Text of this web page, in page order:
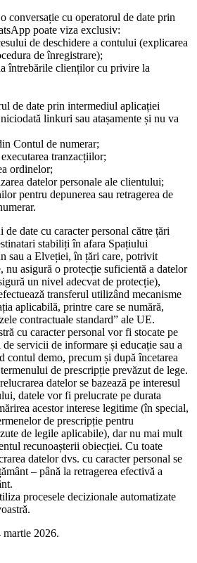
conversație cu operatorul de date prin
poate viza exclusiv:
de deschidere a contului (explicarea
de înregistrare);
întrebările clienților cu privire la
de date prin intermediul aplicației
linkuri sau atașamente și nu va
Contul de numerar;
tranzacțiilor;
ordinelor;
datelor personale ale clientului;
pentru depunerea sau retragerea de
date cu caracter personal către țări
stabiliți în afara Spațiului
sau a Elveției, în țări care, potrivit
nu asigură o protecție suficientă a datelor
un nivel adecvat de protecție),
transferul utilizând mecanisme
aplicabilă, printre care se numără,
contractuale standard” ale UE.
cu caracter personal vor fi stocate pe
servicii de informare și educație sau a
contul demo, precum și după încetarea
de prescripție prevăzut de lege.
datelor se bazează pe interesul
datele vor fi prelucrate pe durata
acestor interese legitime (în special,
de prescripție pentru
de legile aplicabile), dar nu mai mult
recunoașterii obiecției. Cu toate
datelor dvs. cu caracter personal se
– până la retragerea efectivă a
procesele decizionale automatizate
2026.